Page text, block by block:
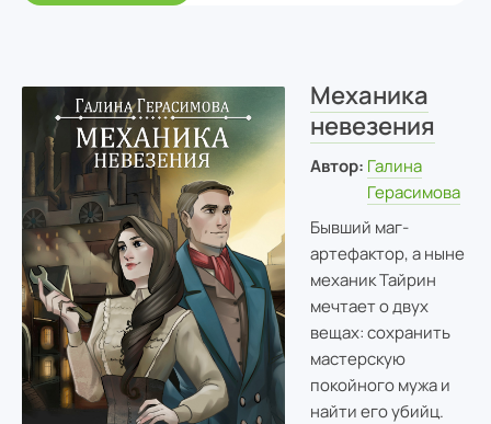
Механика
невезения
Автор: Галина
Герасимова
Бывший маг-
артефактор, а ныне
механик Тайрин
мечтает о двух
вещах: сохранить
мастерскую
покойного мужа и
найти его убийц.